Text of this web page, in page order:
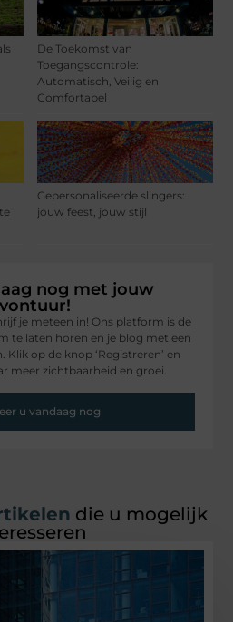
De Toekomst van
Toegangscontrole:
Automatisch, Veilig en
Comfortabel
Gepersonaliseerde slingers:
jouw feest, jouw stijl
nog met jouw
je meteen in! Ons platform is de
te laten horen en je blog met een
op de knop ‘Registreren’ en
meer zichtbaarheid en groei.
u vandaag nog
die u mogelijk